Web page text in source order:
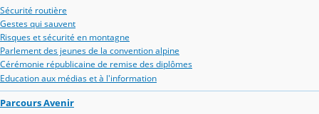
Sécurité routière
Gestes qui sauvent
Risques et sécurité en montagne
Parlement des jeunes de la convention alpine
Cérémonie républicaine de remise des diplômes
Education aux médias et à l'information
Parcours Avenir